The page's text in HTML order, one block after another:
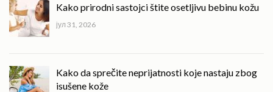
Kako prirodni sastojci štite osetljivu bebinu kožu
јул 31, 2026
Kako da sprečite neprijatnosti koje nastaju zbog
isušene kože